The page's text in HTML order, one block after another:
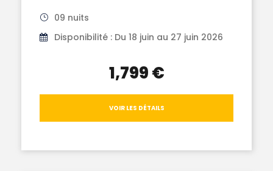
09 nuits
Disponibilité : Du 18 juin au 27 juin 2026
1,799 €
VOIR LES DÉTAILS